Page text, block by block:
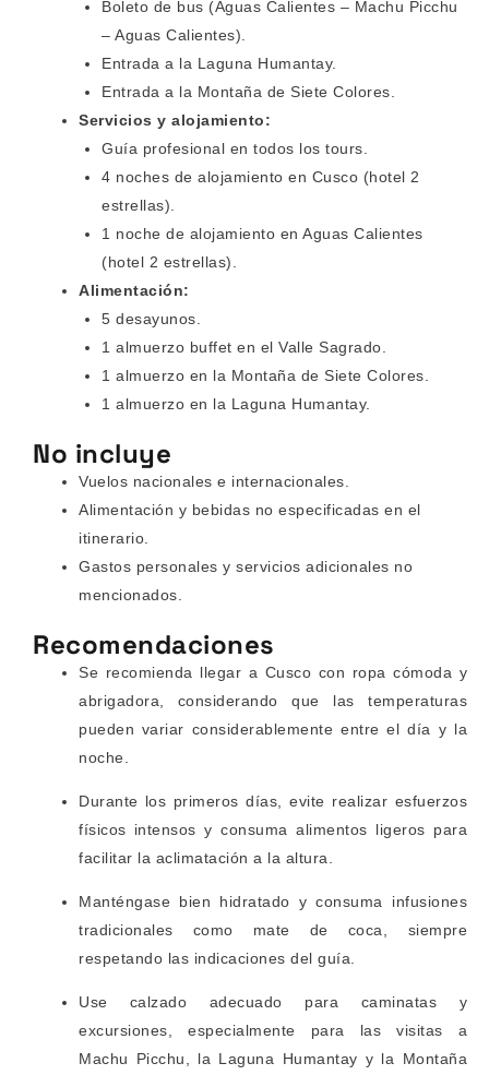
Boleto de bus (Aguas Calientes – Machu Picchu
– Aguas Calientes).
Entrada a la Laguna Humantay.
Entrada a la Montaña de Siete Colores.
Servicios y alojamiento:
Guía profesional en todos los tours.
4 noches de alojamiento en Cusco (hotel 2
estrellas).
1 noche de alojamiento en Aguas Calientes
(hotel 2 estrellas).
Alimentación:
5 desayunos.
1 almuerzo buffet en el Valle Sagrado.
1 almuerzo en la Montaña de Siete Colores.
1 almuerzo en la Laguna Humantay.
No incluye
Vuelos nacionales e internacionales.
Alimentación y bebidas no especificadas en el
itinerario.
Gastos personales y servicios adicionales no
mencionados.
Recomendaciones
Se recomienda llegar a Cusco con ropa cómoda y
abrigadora, considerando que las temperaturas
pueden variar considerablemente entre el día y la
noche.
Durante los primeros días, evite realizar esfuerzos
físicos intensos y consuma alimentos ligeros para
facilitar la aclimatación a la altura.
Manténgase bien hidratado y consuma infusiones
tradicionales como mate de coca, siempre
respetando las indicaciones del guía.
Use calzado adecuado para caminatas y
excursiones, especialmente para las visitas a
Machu Picchu, la Laguna Humantay y la Montaña